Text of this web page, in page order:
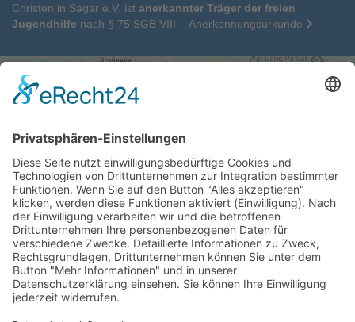
Christen in Sagar e.V. ist anerkannter Träger der freien
Jugendhilfe nach § 75 SGB VIII. Anerkennungsurkunde
Wir benötigen Ihre Zustimmung, um
Wir verwenden einen Service eines
Drittanbieters, um Karteninhalte einzubetten.
Dieser Service kann Daten zu Ihren Aktivitäten
sammeln. Bitte lesen Sie die Details durch und
stimmen Sie der Nutzung des Service zu, um
diese Karte anzuzeigen.
Mehr Informationen